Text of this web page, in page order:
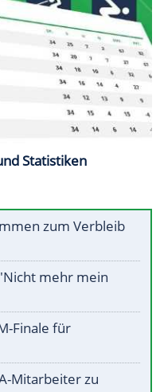
Statistiken
zum Verbleib
mehr mein
Finale für
Mitarbeiter zu